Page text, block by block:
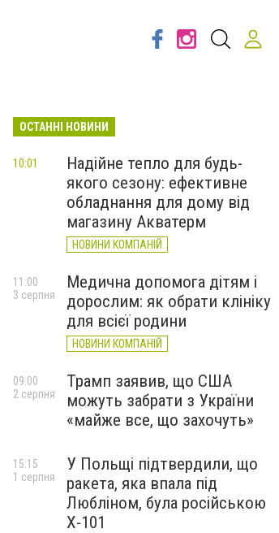
ОСТАННІ НОВИНИ
Надійне тепло для будь-
якого сезону: ефективне
обладнання для дому від
магазину Акватерм
НОВИНИ КОМПАНІЙ
10:01
Медична допомога дітям і
дорослим: як обрати клініку
для всієї родини
НОВИНИ КОМПАНІЙ
11:00
3 серпня
Трамп заявив, що США
можуть забрати з України
«майже все, що захочуть»
09:00
2 серпня
У Польщі підтвердили, що
ракета, яка впала під
Любліном, була російською
Х-101
15:15
1 серпня